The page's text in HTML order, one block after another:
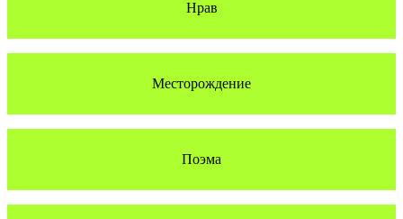
Нрав
Месторождение
Поэма